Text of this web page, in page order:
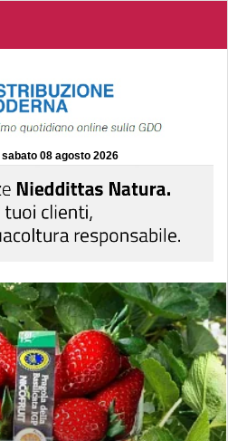
sabato 08 agosto 2026